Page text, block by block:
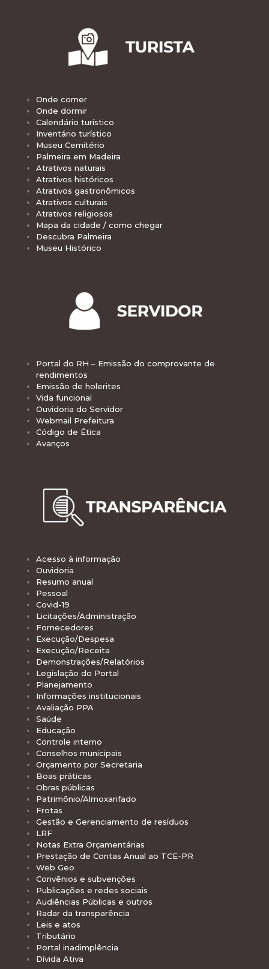
Onde comer
Onde dormir
Calendário turístico
Inventário turístico
Museu Cemitério
Palmeira em Madeira
Atrativos naturais
Atrativos históricos
Atrativos gastronômicos
Atrativos culturais
Atrativos religiosos
Mapa da cidade / como chegar
Descubra Palmeira
Museu Histórico
Portal do RH – Emissão do comprovante de
rendimentos
Emissão de holerites
Vida funcional
Ouvidoria do Servidor
Webmail Prefeitura
Código de Ética
Avanços
Acesso à informação
Ouvidoria
Resumo anual
Pessoal
Covid-19
Licitações/Administração
Fornecedores
Execução/Despesa
Execução/Receita
Demonstrações/Relatórios
Legislação do Portal
Planejamento
Informações institucionais
Avaliação PPA
Saúde
Educação
Controle interno
Conselhos municipais
Orçamento por Secretaria
Boas práticas
Obras públicas
Patrimônio/Almoxarifado
Frotas
Gestão e Gerenciamento de resíduos
LRF
Notas Extra Orçamentárias
Prestação de Contas Anual ao TCE-PR
Web Geo
Convênios e subvenções
Publicações e redes sociais
Audiências Públicas e outros
Radar da transparência
Leis e atos
Tributário
Portal inadimplência
Dívida Ativa